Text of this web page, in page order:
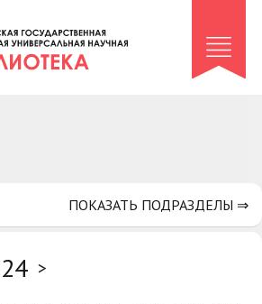
и сельдерей»
архив»
>
ПОКАЗАТЬ ПОДРАЗДЕЛЫ ⇒